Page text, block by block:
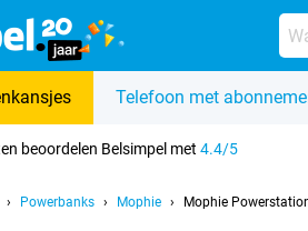
Telefoon met
beoordelen Belsimpel met4.4/5
Powerbanks Mophie Mophie